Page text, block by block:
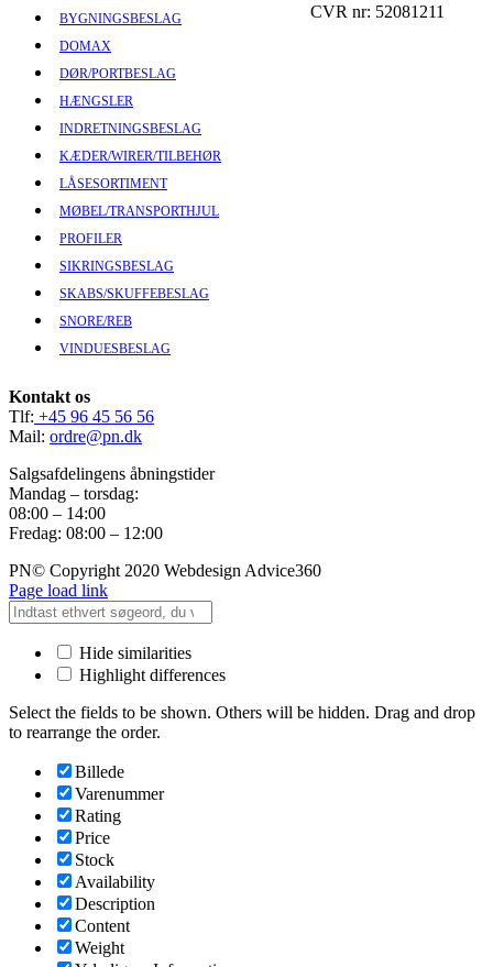
BYGNINGSBESLAG
DOMAX
DØR/PORTBESLAG
HÆNGSLER
INDRETNINGSBESLAG
KÆDER/WIRER/TILBEHØR
LÅSESORTIMENT
MØBEL/TRANSPORTHJUL
PROFILER
SIKRINGSBESLAG
SKABS/SKUFFEBESLAG
SNORE/REB
VINDUESBESLAG
CVR nr: 52081211
Kontakt os
Tlf: +45 96 45 56 56
Mail: ordre@pn.dk
Salgsafdelingens åbningstider
Mandag – torsdag:
08:00 – 14:00
Fredag: 08:00 – 12:00
PN© Copyright 2020 Webdesign Advice360
Page load link
Hide similarities
Highlight differences
Select the fields to be shown. Others will be hidden. Drag and drop
to rearrange the order.
Billede
Varenummer
Rating
Price
Stock
Availability
Description
Content
Weight